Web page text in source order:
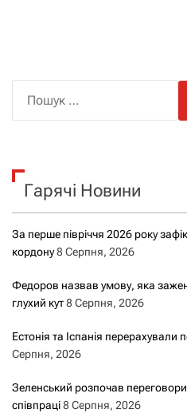
к
Гарячі Новини
За перше півріччя 2026 року
кордону8 Серпня, 2026
Федоров назвав умову, яка
глухий кут8 Серпня, 2026
Естонія та Іспанія перерахували
Серпня, 2026
Зеленський розпочав
співпраці8 Серпня, 2026